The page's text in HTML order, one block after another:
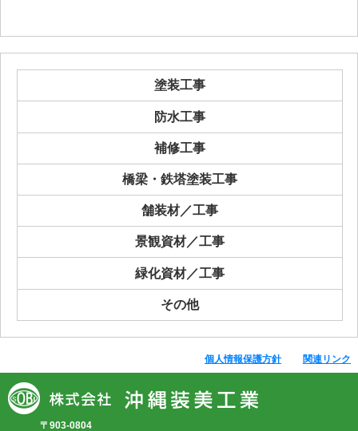
塗装工事
防水工事
補修工事
橋梁・鉄塔塗装工事
舗装材／工事
景観資材／工事
緑化資材／工事
その他
個人情報保護方針 関連リンク
〒903-0804